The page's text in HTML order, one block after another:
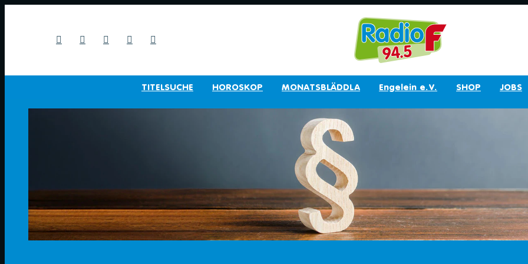
TITELSUCHE HOROSKOP MONATSBLÄDDLA Engelein e.V. SHOP JOBS